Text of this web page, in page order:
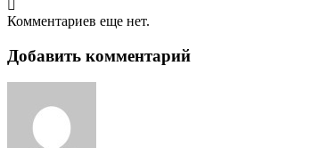
Комментариев еще нет.
Добавить комментарий